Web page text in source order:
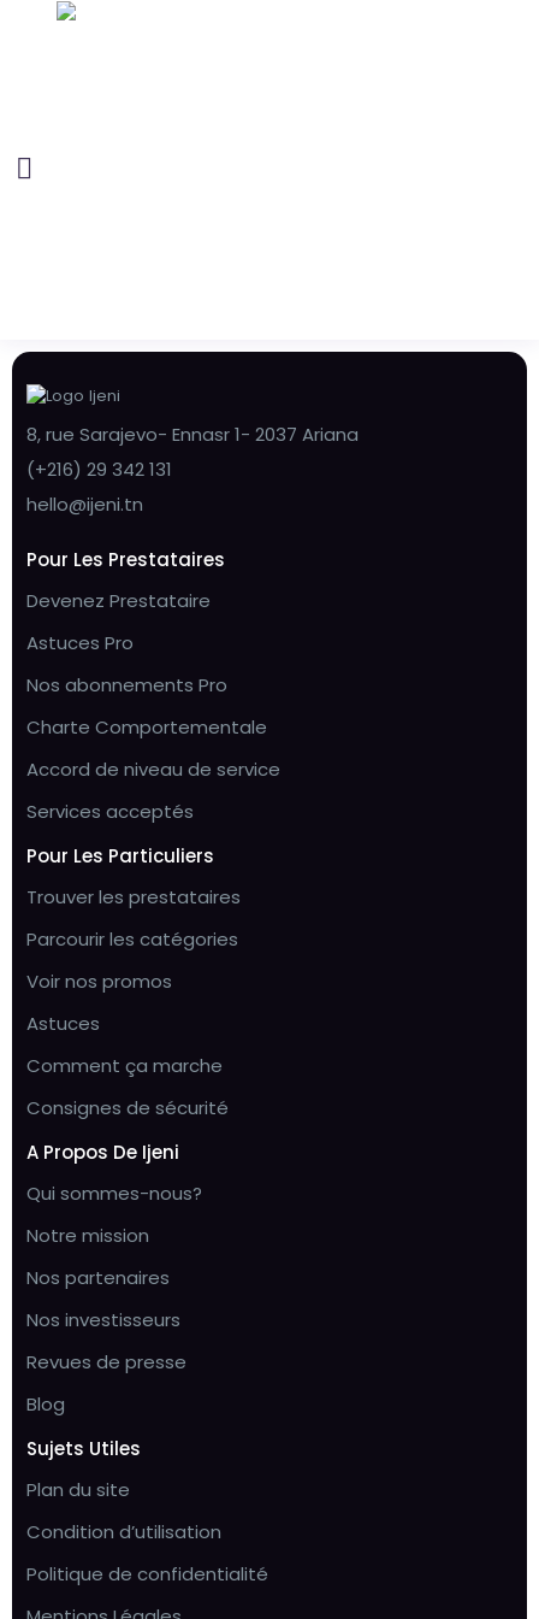
8, rue Sarajevo- Ennasr 1- 2037 Ariana
(+216) 29 342 131
hello@ijeni.tn
Pour Les Prestataires
Devenez Prestataire
Astuces Pro
Nos abonnements Pro
Charte Comportementale
Accord de niveau de service
Services acceptés
Pour Les Particuliers
Trouver les prestataires
Parcourir les catégories
Voir nos promos
Astuces
Comment ça marche
Consignes de sécurité
A Propos De Ijeni
Qui sommes-nous?
Notre mission
Nos partenaires
Nos investisseurs
Revues de presse
Blog
Sujets Utiles
Plan du site
Condition d’utilisation
Politique de confidentialité